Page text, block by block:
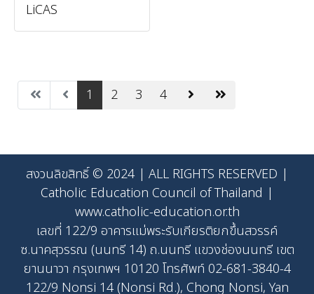
LiCAS
1 2 3 4
สงวนลิขสิทธิ์ © 2024 | ALL RIGHTS RESERVED |
Catholic Education Council of Thailand |
www.catholic-education.or.th
เลขที่ 122/9 อาคารแม่พระรับเกียรติยกขึ้นสวรรค์
ซ.นาคสุวรรณ (นนทรี 14) ถ.นนทรี แขวงช่องนนทรี เขต
ยานนาวา กรุงเทพฯ 10120 โทรศัพท์ 02-681-3840-4
122/9 Nonsi 14 (Nonsi Rd.), Chong Nonsi, Yan